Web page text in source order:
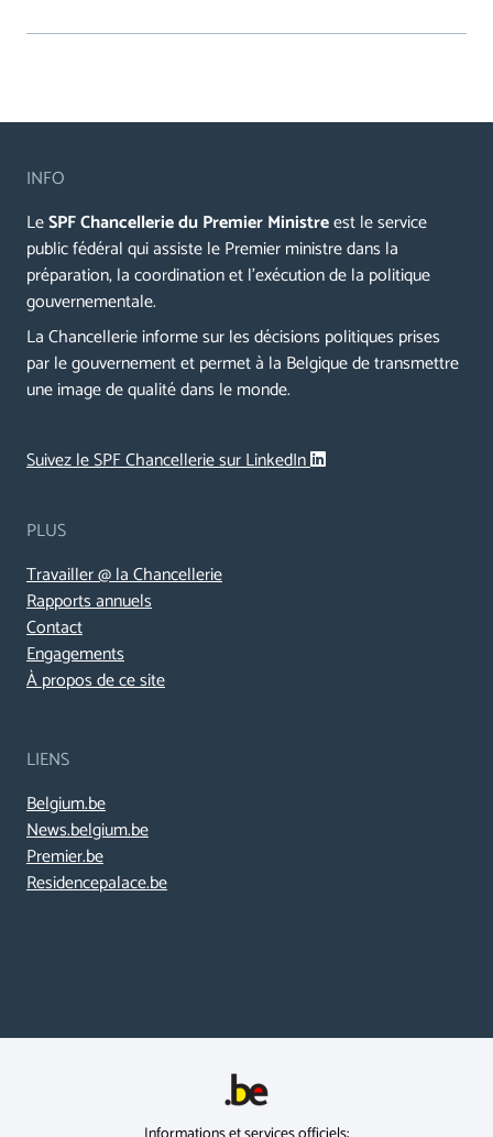
INFO
LeSPF Chancellerie du Premier Ministreest le service
public fédéral qui assiste le Premier ministre dans la
préparation, la coordination et l’exécution de la politique
gouvernementale.
La Chancellerie informe sur les décisions politiques prises
par le gouvernement et permet à la Belgique de transmettre
une image de qualité dans le monde.
Suivez le SPF Chancellerie sur LinkedIn
PLUS
Travailler @ la Chancellerie
Rapports annuels
Contact
Engagements
À propos de ce site
LIENS
Belgium.be
News.belgium.be
Premier.be
Residencepalace.be